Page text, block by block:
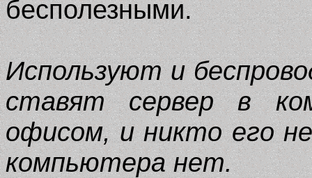
бесполезными.
Используют и
ставят сервер в
офисом, и никто его
компьютера нет.